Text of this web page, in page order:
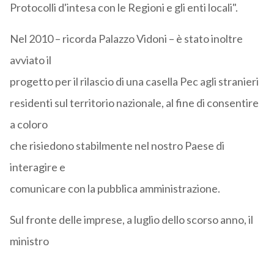
Protocolli d'intesa con le Regioni e gli enti locali".
Nel 2010 – ricorda Palazzo Vidoni – è stato inoltre
avviato il
progetto per il rilascio di una casella Pec agli stranieri
residenti sul territorio nazionale, al fine di consentire
a coloro
che risiedono stabilmente nel nostro Paese di
interagire e
comunicare con la pubblica amministrazione.
Sul fronte delle imprese, a luglio dello scorso anno, il
ministro